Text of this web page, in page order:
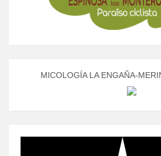
MICOLOGÍA LA ENGAÑA-